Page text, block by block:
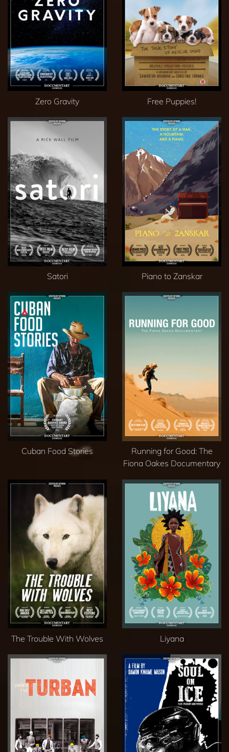
Zero Gravity Free Puppies!
Satori Piano to Zanskar
Cuban Food Stories
Running for Good: The
Fiona Oakes Documentary
The Trouble With Wolves Liyana